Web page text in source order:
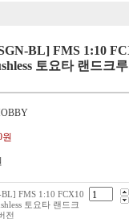
BL] FMS 1:10
토요타 랜드크
원
FMS 1:10 FCX10
토요타 랜드크
전